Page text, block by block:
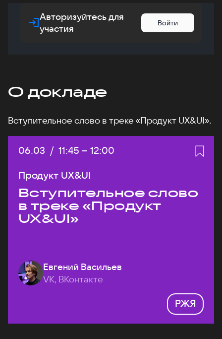
Авторизуйтесь для
участия
Войти
О докладе
Вступительное слово в треке «Продукт UX&UI».
Дата:
06.03 / Начало:
11:45 – Конец:
12:00
Продукт UX&UI
Вступительное слово
в треке «Продукт
UX&UI»
Евгений Васильев
VK, ВКонтакте
РЖЯ